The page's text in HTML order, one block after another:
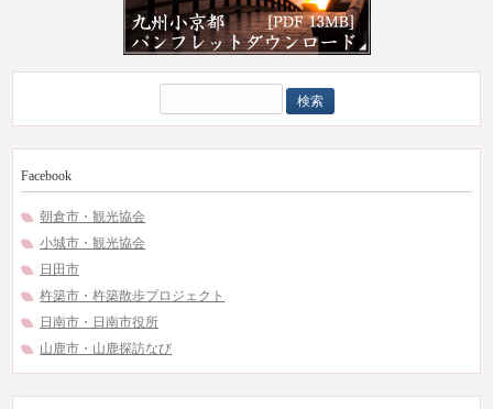
索:
Facebook
朝倉市・観光協会
小城市・観光協会
日田市
杵築市・杵築散歩プロジェクト
日南市・日南市役所
山鹿市・山鹿探訪なび